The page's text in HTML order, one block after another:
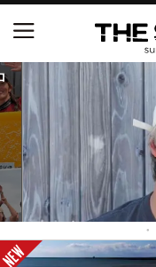
NSAと茅ヶ崎
協定は全国初
【五十嵐カノ
ックとの豪華
S.ONE ショー
橋みなと）
ニュー